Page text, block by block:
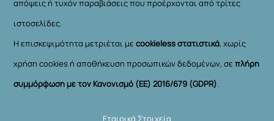
απόψεις ή τυχόν παραβιάσεις που προέρχονται από τρίτες
ιστοσελίδες.
Η επισκεψιμότητα μετριέται μεcookieless στατιστικά, χωρίς
χρήση cookies ή αποθήκευση προσωπικών δεδομένων, σεπλήρη
συμμόρφωση με τον Κανονισμό (ΕΕ) 2016/679 (GDPR).
Εταιρικά Στοιχεία